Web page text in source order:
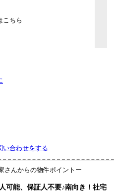
こちら
い合わせをする
さんからの物件ポイントー
可能、保証人不要♪南向き！社宅